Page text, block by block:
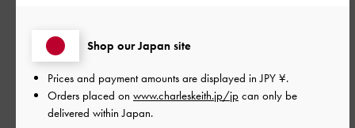
お母さんは指の間を靴擦れしてたので人それぞれかもです（ ; ;
少しのりが変についていて気になりましたがデザインも可愛く
てお気に入りです！
サイズ: 39/24.5cm |カラー:
Shop our Japan site
Prices and payment amounts are displayed inJPY ¥.
Orders placed on www.charleskeith.jp/jp can only be
delivered within Japan.